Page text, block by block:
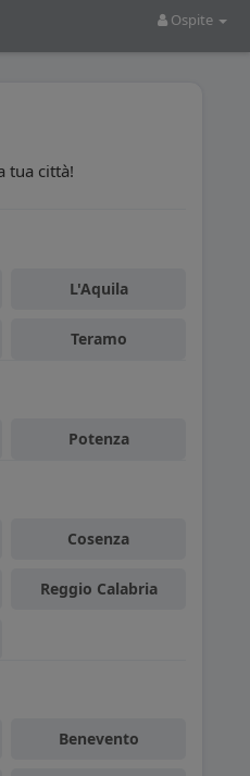
Ospite
tua città!
L'Aquila
Teramo
Potenza
Cosenza
Reggio Calabria
Benevento